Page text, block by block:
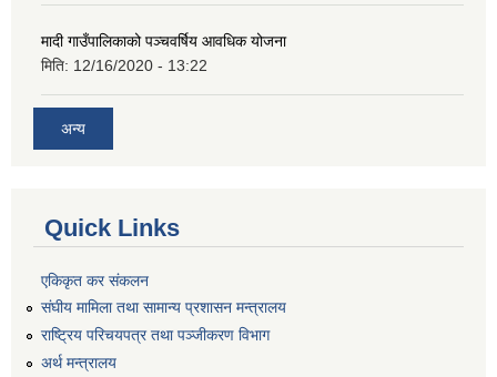
मादी गाउँपालिकाको पञ्चवर्षिय आवधिक योजना
मिति: 12/16/2020 - 13:22
अन्य
Quick Links
एकिकृत कर संकलन
संघीय मामिला तथा सामान्य प्रशासन मन्त्रालय
राष्ट्रिय परिचयपत्र तथा पञ्जीकरण विभाग
अर्थ मन्त्रालय